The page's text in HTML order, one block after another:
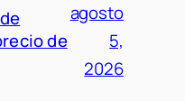
de
agosto
5,
2026